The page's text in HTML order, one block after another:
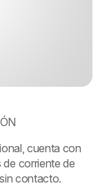
cuenta con
corriente de
contacto.